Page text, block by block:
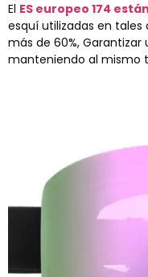
El ES europeo 174
esquí utilizadas en tales
más de 60%,
manteniendo al mismo